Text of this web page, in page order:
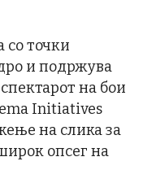
со точки
и подржува
на бои
Initiatives
на слика за
опсег на